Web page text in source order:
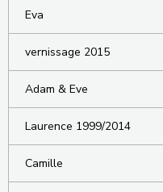
Eva
vernissage 2015
Adam & Eve
Laurence 1999/2014
Camille